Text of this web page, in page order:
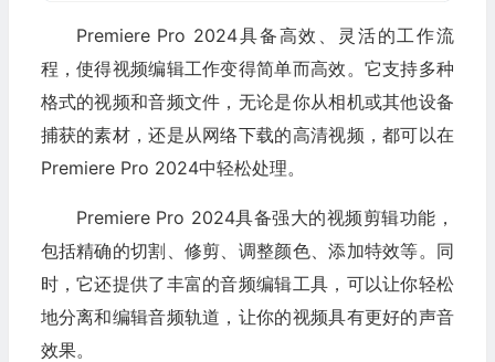
Premiere Pro 2024具备高效、灵活的工作流
程，使得视频编辑工作变得简单而高效。它支持多种
格式的视频和音频文件，无论是你从相机或其他设备
捕获的素材，还是从网络下载的高清视频，都可以在
Premiere Pro 2024中轻松处理。
Premiere Pro 2024具备强大的视频剪辑功能，
包括精确的切割、修剪、调整颜色、添加特效等。同
时，它还提供了丰富的音频编辑工具，可以让你轻松
地分离和编辑音频轨道，让你的视频具有更好的声音
效果。